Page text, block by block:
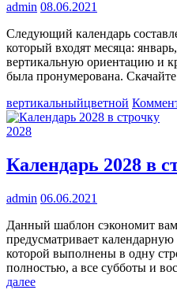
admin 08.06.2021
Следующий календарь
который входят месяца:
вертикальную ориентацию и
была пронумерована.
вертикальныйцветной
2028
Календарь 2028 в
admin 06.06.2021
Данный шаблон сэкономит
предусматривает календарную
которой выполнены в одну
полностью, а все субботы и
далее